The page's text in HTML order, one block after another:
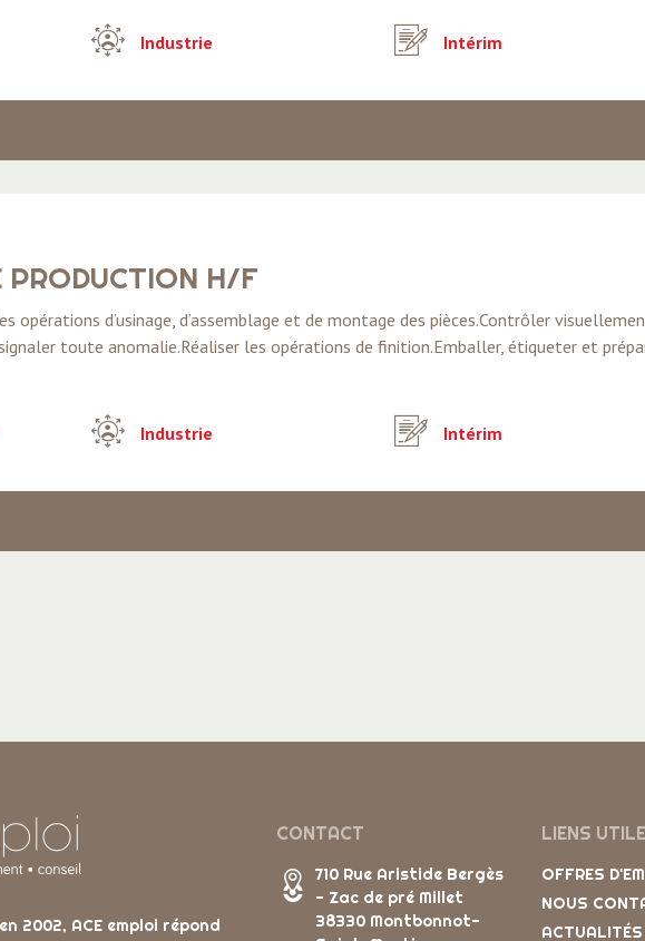
Industrie Intérim
PRODUCTION H/F
opérations d’usinage, d’assemblage et de montage des pièces.Contrôler
toute anomalie.Réaliser les opérations de finition.Emballer, étiqueter et
Industrie Intérim
2002, ACE emploi répond
CONTACT
710 Rue Aristide Bergès
- Zac de pré Millet
38330 Montbonnot-
LIENS
OFFRES
NOUS
ACTUALITÉS